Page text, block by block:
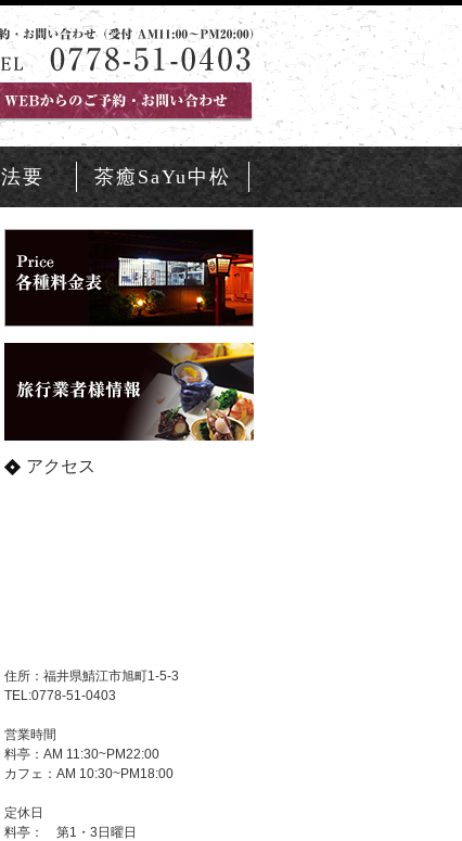
要 茶癒SaYu中松
アクセス
住所：福井県鯖江市旭町1-5-3
TEL:0778-51-0403
営業時間
料亭：AM 11:30~PM22:00
カフェ：AM 10:30~PM18:00
定休日
料亭： 第1・3日曜日